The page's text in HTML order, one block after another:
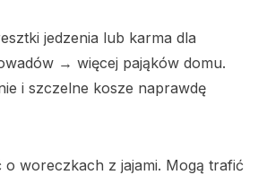
jedzenia lub karma dla
→ więcej pająków domu.
i szczelne kosze naprawdę
o woreczkach z jajami. Mogą trafić